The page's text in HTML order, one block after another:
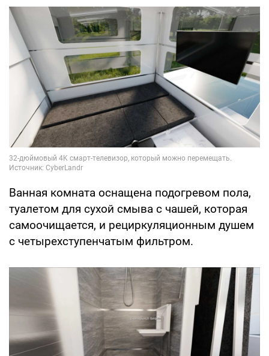
Ванная комната оснащена подогревом пола,
туалетом для сухой смыва с чашей, которая
самоочищается, и рециркуляционным душем
с четырехступенчатым фильтром.